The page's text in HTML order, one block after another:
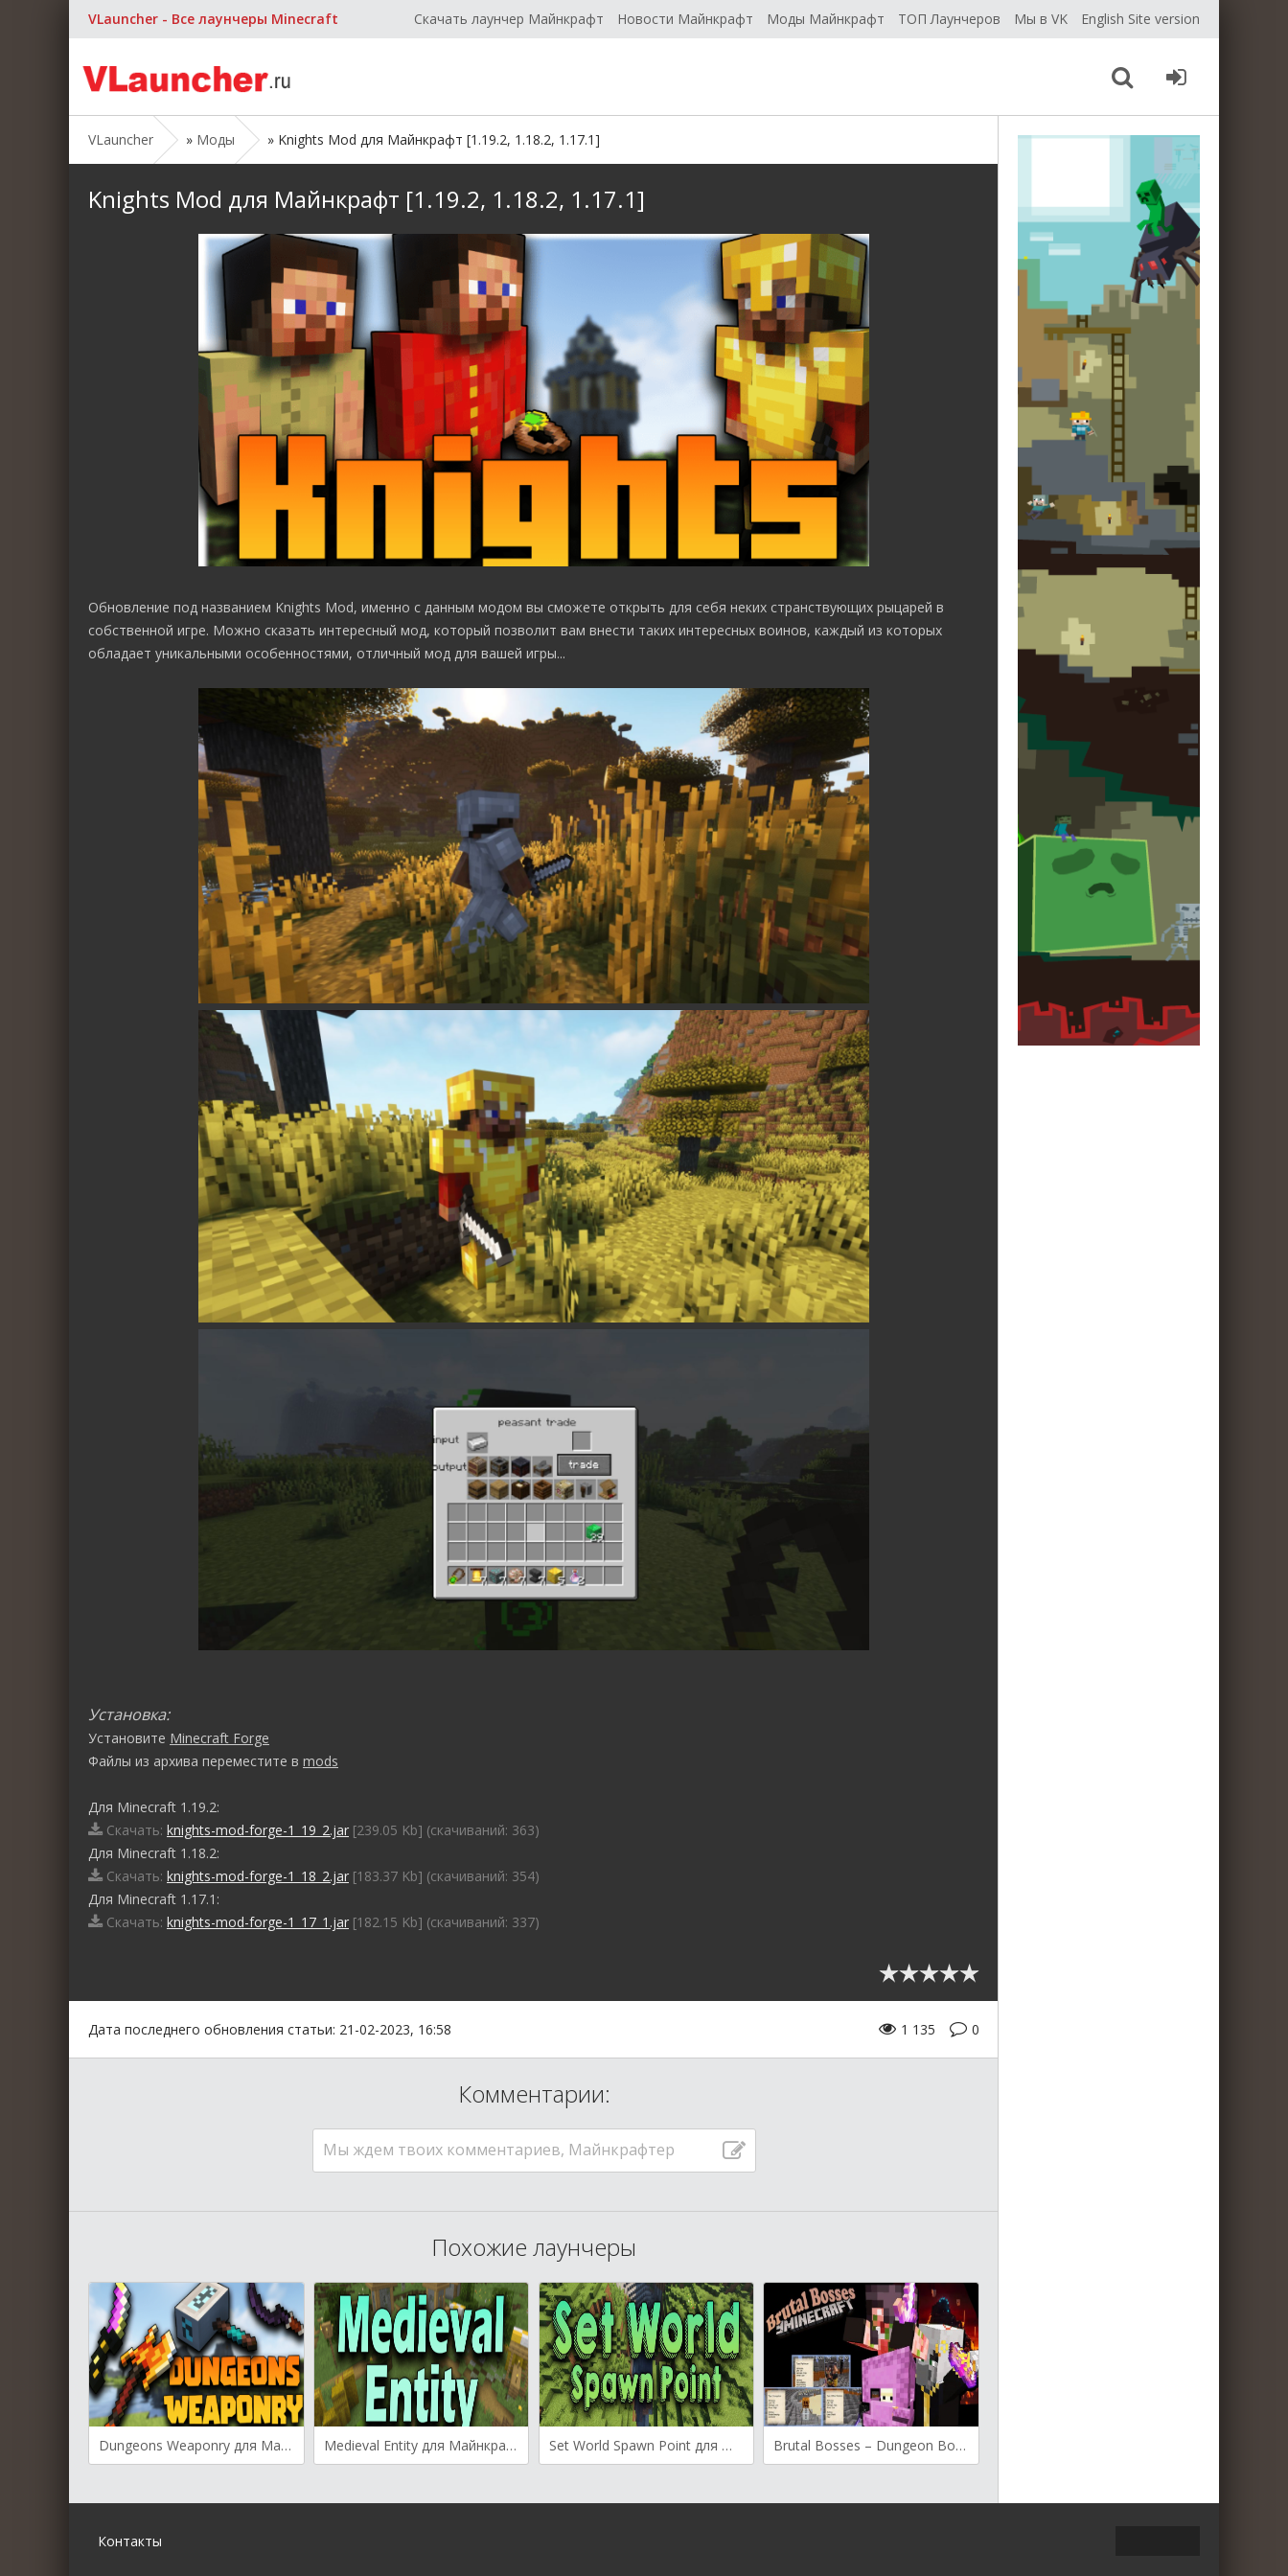
VLauncher - Все лаунчеры Minecraft Скачать лаунчер Майнкрафт Новости Майнкрафт Моды Майнкрафт ТОП Лаунчеров Мы в VK English Site version
VLauncher » Моды » Knights Mod для Майнкрафт [1.19.2, 1.18.2, 1.17.1]
Knights Mod для Майнкрафт [1.19.2, 1.18.2, 1.17.1]
Обновление под названием Knights Mod, именно с данным модом вы сможете открыть для себя неких странствующих рыцарей в
собственной игре. Можно сказать интересный мод, который позволит вам внести таких интересных воинов, каждый из которых
обладает уникальными особенностями, отличный мод для вашей игры...
Установка:
Установите Minecraft Forge
Файлы из архива переместите в mods
Для Minecraft 1.19.2:
Скачать: knights-mod-forge-1_19_2.jar [239.05 Kb] (cкачиваний: 363)
Для Minecraft 1.18.2:
Скачать: knights-mod-forge-1_18_2.jar [183.37 Kb] (cкачиваний: 354)
Для Minecraft 1.17.1:
Скачать: knights-mod-forge-1_17_1.jar [182.15 Kb] (cкачиваний: 337)
Дата последнего обновления статьи: 21-02-2023, 16:58 0
1 135
Комментарии:
Мы ждем твоих комментариев, Майнкрафтер
Похожие лаунчеры
Dungeons Weaponry для Майнкрафт [1.19.2, 1.18.2, 1.17.1] Medieval Entity для Майнкрафт [1.19.2, 1.19.1, 1.19] Set World Spawn Point для Майнкрафт [1.19.3, 1.19.2, 1.19.1] Brutal Bosses – Dungeon Bosses для Майнкрафт [1.19.3, 1.19.2, 1.19.1]
Контакты